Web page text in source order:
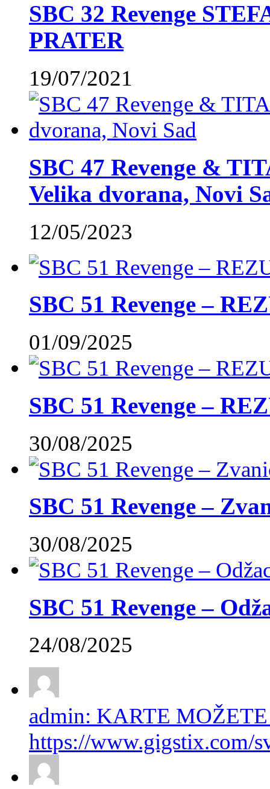
SBC 32 Revenge
PRATER
19/07/2021
SBC 47 Revenge &
Velika dvorana, Novi
12/05/2023
SBC 51 Revenge –
01/09/2025
SBC 51 Revenge –
30/08/2025
SBC 51 Revenge –
30/08/2025
SBC 51 Revenge –
24/08/2025
admin: KARTE
https://www.gigstix.com/